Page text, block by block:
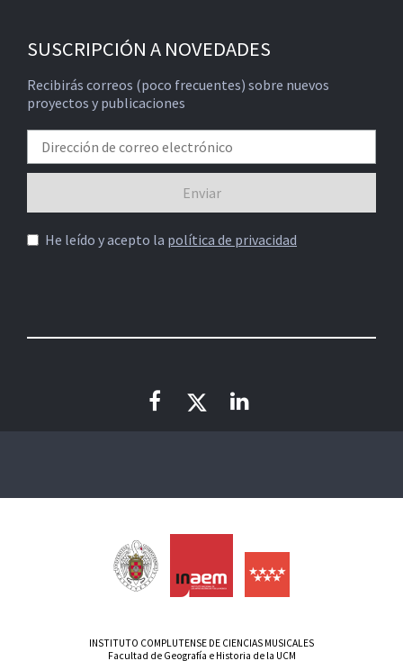
SUSCRIPCIÓN A NOVEDADES
Recibirás correos (poco frecuentes) sobre nuevos
proyectos y publicaciones
He leído y acepto la política de privacidad
INSTITUTO COMPLUTENSE DE CIENCIAS MUSICALES
Facultad de Geografía e Historia de la UCM